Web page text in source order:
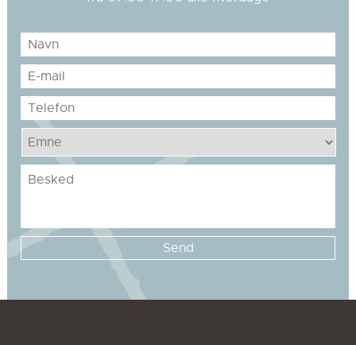
Navn
E-
mail
Telefon
Emne
Besked